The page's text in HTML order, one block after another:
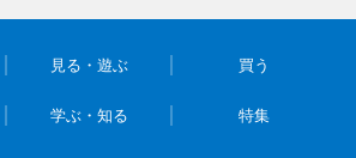
見る・遊ぶ 買う
学ぶ・知る 特集